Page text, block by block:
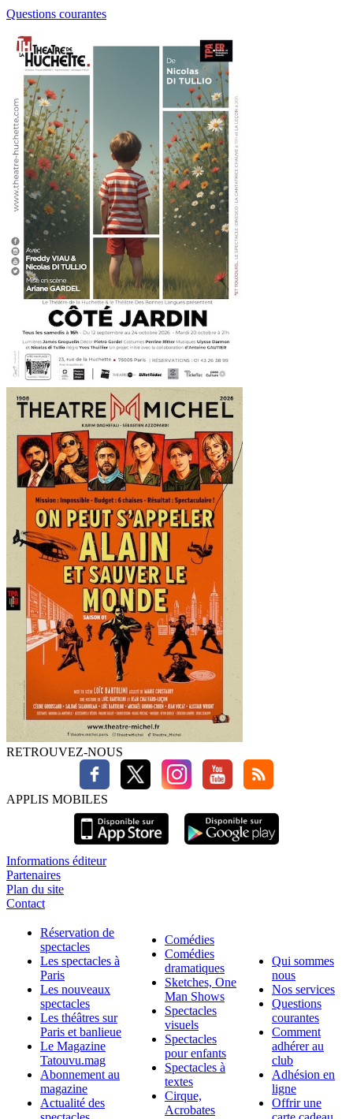
Questions courantes
RETROUVEZ-NOUS
APPLIS MOBILES
Informations éditeur
Partenaires
Plan du site
Contact
Réservation de
spectacles
Les spectacles à
Paris
Les nouveaux
spectacles
Les théâtres sur
Paris et banlieue
Le Magazine
Tatouvu.mag
Abonnement au
magazine
Actualité des
Comédies
Comédies
dramatiques
Sketches, One
Man Shows
Spectacles
visuels
Spectacles
pour enfants
Spectacles à
textes
Cirque,
Acrobates
Qui sommes
nous
Nos services
Questions
courantes
Comment
adhérer au
club
Adhésion en
ligne
Offrir une